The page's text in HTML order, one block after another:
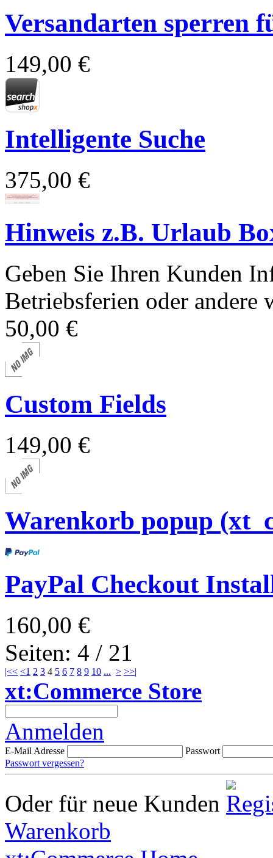
Versandarten sperren
149,00 €
Intelligente Suche
375,00 €
Hinweis z.B. Urlaub
Geben Sie Ihren Kunden
Betriebsferien oder
50,00 €
Custom Fields
149,00 €
Warenkorb popup
PayPal Checkout
160,00 €
Seiten: 4 / 21
|<< <1 2 3 4 5 6 7 8 9 10 ... > >>|
xt:Commerce Store
Anmelden
E-Mail Adresse
Passwort
Passwort vergessen?
Oder für neue Kunden
Warenkorb